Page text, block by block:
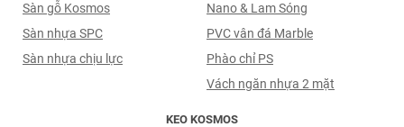
Nano & Lam Sóng
PVC vân đá Marble
Phào chỉ PS
Vách ngăn nhựa 2 mặt
Sàn gỗ Kosmos
Sàn nhựa SPC
Sàn nhựa chịu lực
KEO KOSMOS